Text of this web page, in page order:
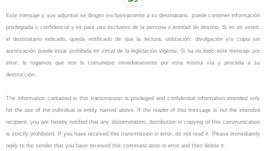
Este mensaje y sus adjuntos se dirigen exclusivamente a su destinatario, puede contener información
privilegiada o confidencial y es para uso exclusivo de la persona o entidad de destino. Si no es usted.
el destinatario indicado, queda notificado de que la lectura, utilización, divulgación y/o copia sin
autorización puede estar prohibida en virtud de la legislación vigente. Si ha recibido este mensaje por
error, le rogamos que nos lo comunique inmediatamente por esta misma vía y proceda a su
destrucción.
The information contained in this transmission is privileged and confidential information intended only
for the use of the individual or entity named above. If the reader of this message is not the intended
recipient, you are hereby notified that any dissemination, distribution or copying of this communication
is strictly prohibited. If you have received this transmission in error, do not read it. Please immediately
reply to the sender that you have received this communication in error and then delete it.